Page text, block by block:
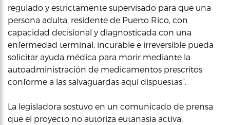
regulado y estrictamente supervisado para que una
persona adulta, residente de Puerto Rico, con
capacidad decisional y diagnosticada con una
enfermedad terminal, incurable e irreversible pueda
solicitar ayuda médica para morir mediante la
autoadministración de medicamentos prescritos
conforme a las salvaguardas aquí dispuestas”.
La legisladora sostuvo en un comunicado de prensa
que el proyecto no autoriza eutanasia activa,